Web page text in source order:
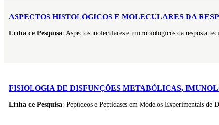
ASPECTOS HISTOLÓGICOS E MOLECULARES DA
Linha de Pesquisa: Aspectos moleculares e microbiológicos da resposta
FISIOLOGIA DE DISFUNÇÕES METABÓLICAS,
Linha de Pesquisa: Peptídeos e Peptidases em Modelos Experimentais de